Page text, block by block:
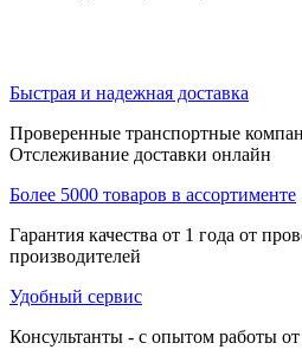
Быстрая и надежная доставка
Проверенные транспортные
Отслеживание доставки онлайн
Более 5000 товаров в ассортименте
Гарантия качества от 1 года от
производителей
Удобный сервис
Консультанты - с опытом работы от